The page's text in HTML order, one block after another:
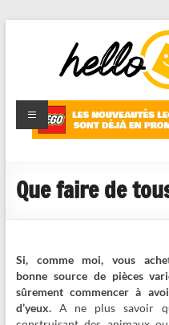
HelloBricks
Blog LEGO,
nouveaut�s
reviews
Que faire de
Si, comme moi, vous
bonne source de pièces
sûrement commencer à
d’yeux.A ne plus savoir